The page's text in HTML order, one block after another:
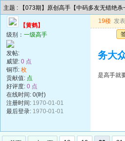
主题 : 【073期】原创高手【中码多友无错绝
【黄鹤】
级别： 一级高手
发帖:
威望: 0 点
铜币: 枚
贡献值: 点
好评度: 0 点
在线时间: 0(时)
注册时间: 1970-01-01
最后登录: 1970-01-01
19楼 发
务大
是高手就